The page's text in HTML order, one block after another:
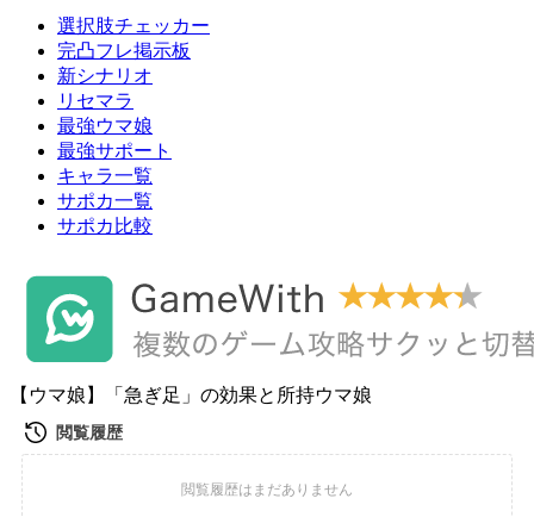
選択肢チェッカー
完凸フレ掲示板
新シナリオ
リセマラ
最強ウマ娘
最強サポート
キャラ一覧
サポカ一覧
サポカ比較
【ウマ娘】「急ぎ足」の効果と所持ウマ娘